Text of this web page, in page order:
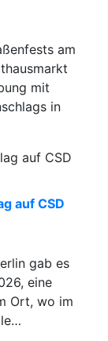
am
mit
in
auf CSD
gab es
eine
Ort, wo im